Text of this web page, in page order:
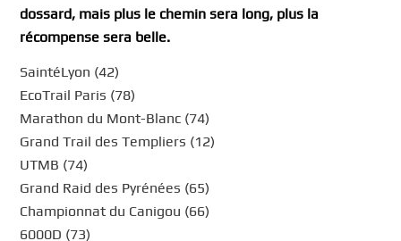
dossard, mais plus le chemin sera long, plus la
récompense sera belle.
SaintéLyon (42)
EcoTrail Paris (78)
Marathon du Mont-Blanc (74)
Grand Trail des Templiers (12)
UTMB (74)
Grand Raid des Pyrénées (65)
Championnat du Canigou (66)
6000D (73)